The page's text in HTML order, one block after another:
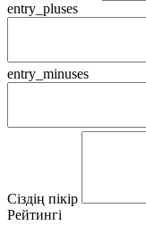
entry_pluses
entry_minuses
Сіздің пікір
Рейтингі